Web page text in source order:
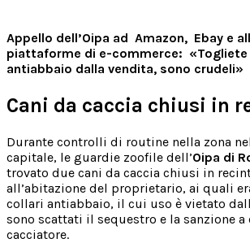
Appello dell’Oipa ad Amazon, Ebay e
piattaforme di e-commerce: «Togliete
antiabbaio dalla vendita, sono crudeli»
Cani da caccia chiusi in
Durante controlli di routine nella zona
capitale, le guardie zoofile dell’Oipa di
trovato due cani da caccia chiusi in
all’abitazione del proprietario, ai quali
collari antiabbaio, il cui uso è vietato
sono scattati il sequestro e la sanzione a
cacciatore.